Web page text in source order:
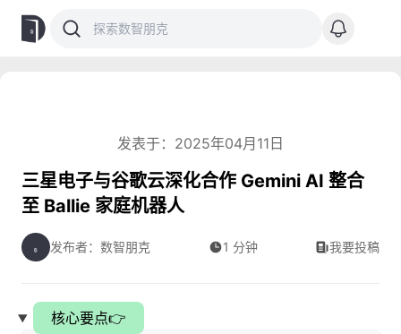
发表于：2025年04月11日
三星电子与谷歌云深化合作 Gemini AI 整合
至 Ballie 家庭机器人
发布者：数智朋克 1 分钟 我要投稿
核心要点👉